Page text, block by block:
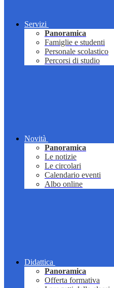
Servizi
Panoramica
Famiglie e studenti
Personale scolastico
Percorsi di studio
Novità
Panoramica
Le notizie
Le circolari
Calendario eventi
Albo online
Didattica
Panoramica
Offerta formativa